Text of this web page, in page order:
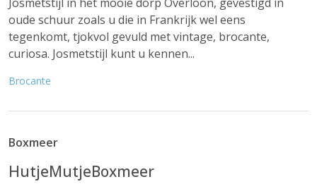
oude schuur zoals u die in Frankrijk wel eens
tegenkomt, tjokvol gevuld met vintage, brocante,
curiosa. Josmetstijl kunt u kennen...
Brocante
Boxmeer
HutjeMutjeBoxmeer